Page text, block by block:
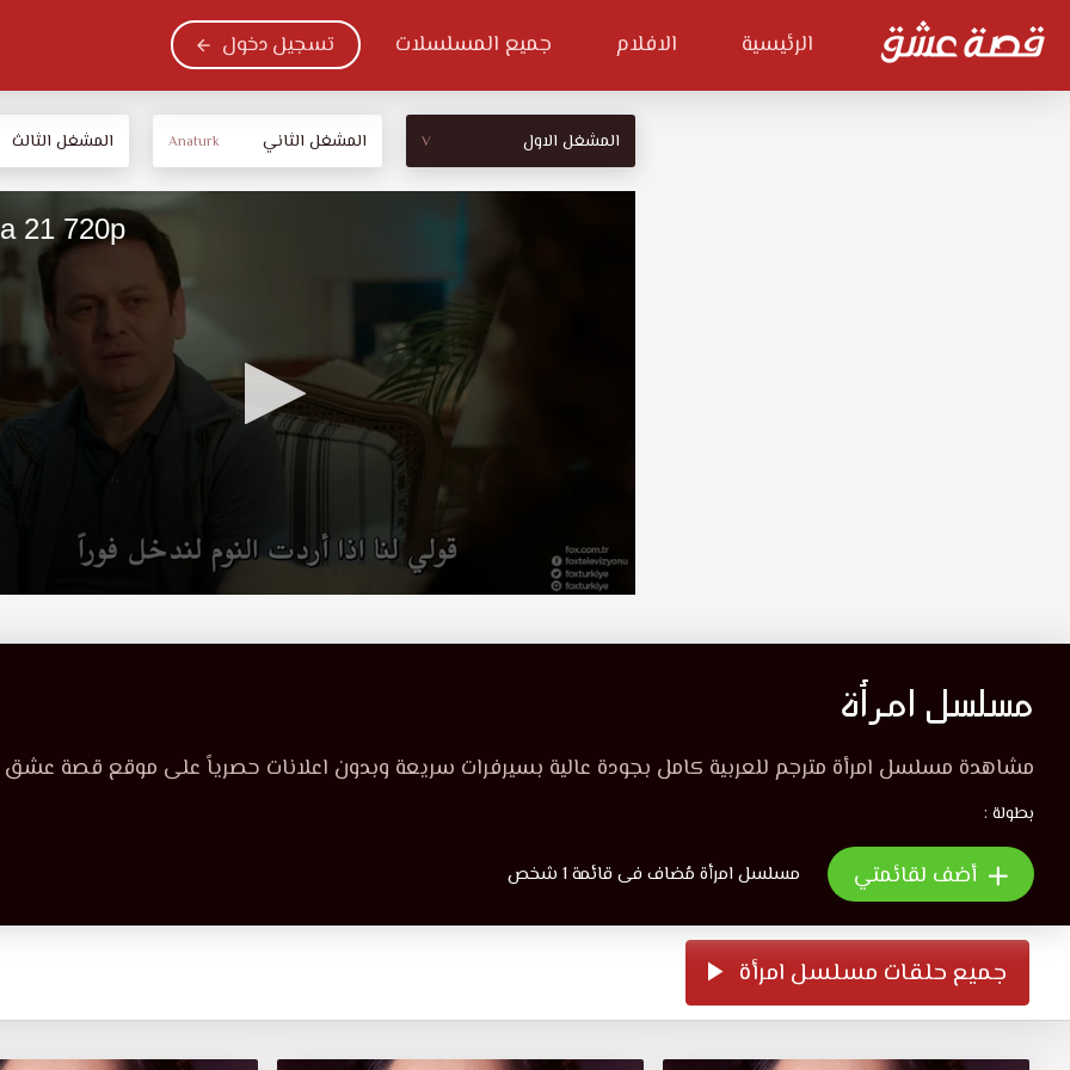
الرئيسية الافلام جميع المسلسلات تسجيل دخول
المشغل الاول V المشغل الثاني Anaturk المشغل الثالث
مسلسل امرأة
مشاهدة مسلسل امرأة مترجم للعربية كامل بجودة عالية بسيرفرات سريعة وبدون اعلانات حصرياً على موقع قصة
بطولة :
أضف لقائمتي مسلسل امرأة مُضاف فى قائمة 1 شخص
جميع حلقات مسلسل امرأة